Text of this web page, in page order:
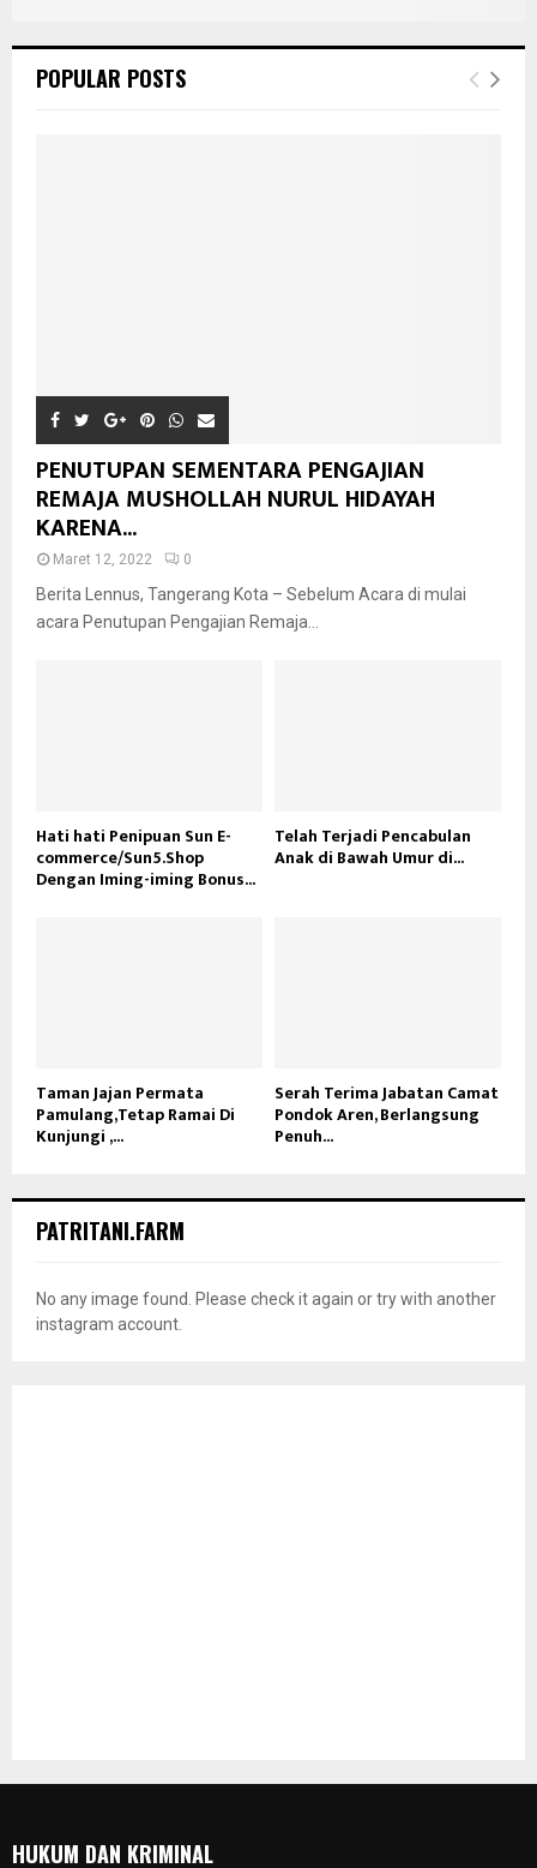
POPULAR POSTS
PENUTUPAN SEMENTARA PENGAJIAN
REMAJA MUSHOLLAH NURUL HIDAYAH
KARENA...
Maret 12, 2022 0
Berita Lennus, Tangerang Kota – Sebelum Acara di mulai
acara Penutupan Pengajian Remaja...
Hati hati Penipuan Sun E-
commerce/Sun5.Shop
Dengan Iming-iming Bonus...
Telah Terjadi Pencabulan
Anak di Bawah Umur di...
Taman Jajan Permata
Pamulang,Tetap Ramai Di
Kunjungi ,...
Serah Terima Jabatan Camat
Pondok Aren, Berlangsung
Penuh...
PATRITANI.FARM
No any image found. Please check it again or try with another
instagram account.
HUKUM DAN KRIMINAL